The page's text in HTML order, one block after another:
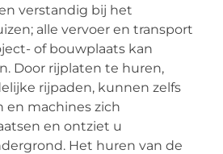
verstandig bij het
alle vervoer en transport
of bouwplaats kan
Door rijplaten te huren,
rijpaden, kunnen zelfs
en machines zich
en ontziet u
Het huren van de